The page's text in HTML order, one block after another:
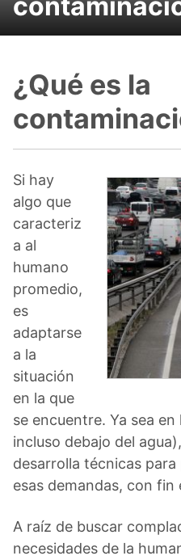
¿Qué es la
Si hay
algo que
caracteriz
a al
humano
promedio,
es
adaptarse
a la
situación
en la que
se encuentre. Ya sea
incluso debajo del
desarrolla técnicas
esas demandas, con fin
A raíz de buscar
necesidades de la